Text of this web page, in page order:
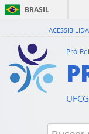
BRASIL
Pró-
UFCG